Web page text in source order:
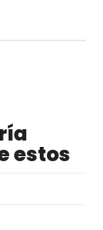
estos